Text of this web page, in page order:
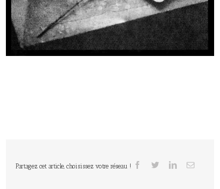
Partagez cet article, choisissez votre réseau !